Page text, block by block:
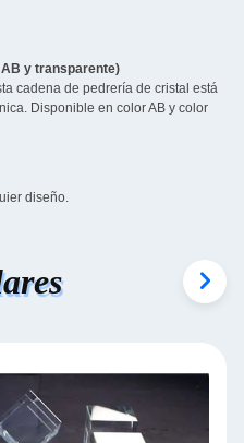
y transparente)
cadena de pedrería de cristal está
Disponible en color AB y color
diseño.